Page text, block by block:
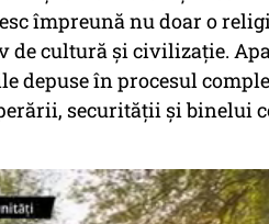
împreună nu doar o
de cultură şi civilizaţie.
depuse în procesul
securităţii şi binelui